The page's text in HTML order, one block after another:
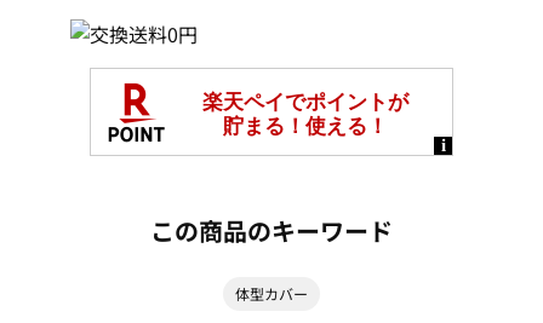
この商品のキーワード
体型カバー